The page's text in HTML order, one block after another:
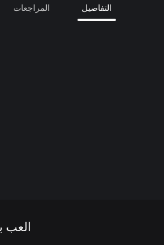
التفاصيل المراجعات
العب